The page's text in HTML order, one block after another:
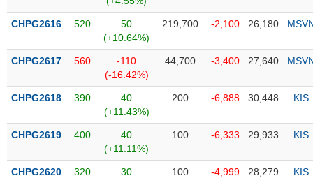
liệu
CHPG2616 520
50
(+10.64%)
219,700 -2,100 26,180
CHPG2617 560
-110
(-16.42%)
44,700 -3,400 27,640
CHPG2618 390
40
(+11.43%)
200 -6,888 30,448 KIS
CHPG2619 400
40
(+11.11%)
100 -6,333 29,933 KIS
CHPG2620 320
30
100 -4,999 28,279 KIS
TIÊU
KHÔNG
THIẾT